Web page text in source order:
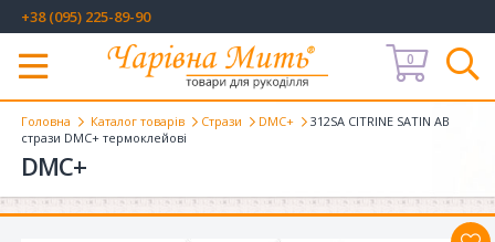
+38 (095) 225-89-90
Меню
0
Головна Каталог товарів Стрази DMC+
312SA CITRINE SATIN AB
стрази DMC+ термоклейові
DMC+